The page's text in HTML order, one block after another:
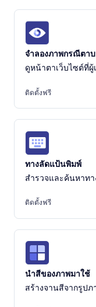
จำลองภาพกรณีตา
ดูหน้าตาเว็บไซต์ที่
ติดตั้งฟรี
ทางลัดแป้นพิมพ์
สำรวจและค้นหาท
ติดตั้งฟรี
นำสีของภาพมาใช้
สร้างจานสีจากรูป